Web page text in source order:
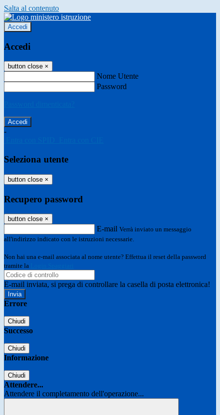
Salta al contenuto
Accedi
Accedi
button close ×
Nome Utente
Password
-
Seleziona utente
button close ×
Recupero password
button close ×
E-mail Verrà inviato un messaggio
all'indirizzo indicato con le istruzioni necessarie.
Non hai una e-mail associata al nome utente? Effettua il reset della password
tramite la
E-mail inviata, si prega di controllare la casella di posta elettronica!
Errore
Chiudi
Successo
Chiudi
Informazione
Chiudi
Attendere...
Attendere il completamento dell'operazione...